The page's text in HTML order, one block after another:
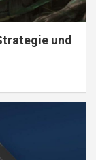
und